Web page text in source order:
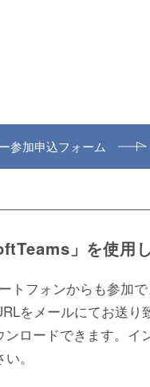
参加申込フォーム
」を使用
トフォンからも参加で
をメールにてお送り
ロードできます。イ
。